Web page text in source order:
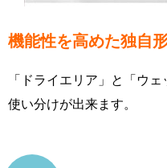
機能性を高めた独自
「ドライエリア」と「ウ
使い分けが出来ます。